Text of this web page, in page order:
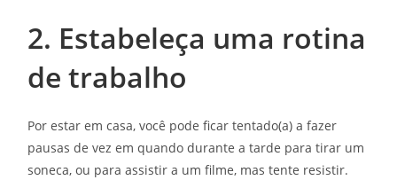
2. Estabeleça uma rotina
de trabalho
Por estar em casa, você pode ficar tentado(a) a fazer
pausas de vez em quando durante a tarde para tirar um
soneca, ou para assistir a um filme, mas tente resistir.